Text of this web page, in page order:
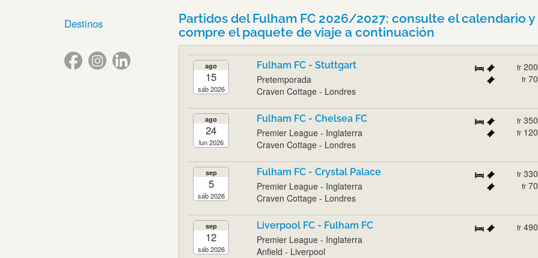
Destinos
Partidos del Fulham FC 2026/2027: consulte el calendario y
compre el paquete de viaje a continuación
ago
15
sáb 2026
Fulham FC - Stuttgart
Pretemporada
Craven Cottage - Londres
fr 200
fr 70
ago
24
lun 2026
Fulham FC - Chelsea FC
Premier League - Inglaterra
Craven Cottage - Londres
fr 350
fr 120
sep
5
sáb 2026
Fulham FC - Crystal Palace
Premier League - Inglaterra
Craven Cottage - Londres
fr 330
fr 70
sep
12
sáb 2026
Liverpool FC - Fulham FC
Premier League - Inglaterra
Anfield - Liverpool
fr 490